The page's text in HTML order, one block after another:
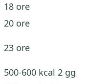
18 ore
20 ore
23 ore
500-600 kcal 2 gg